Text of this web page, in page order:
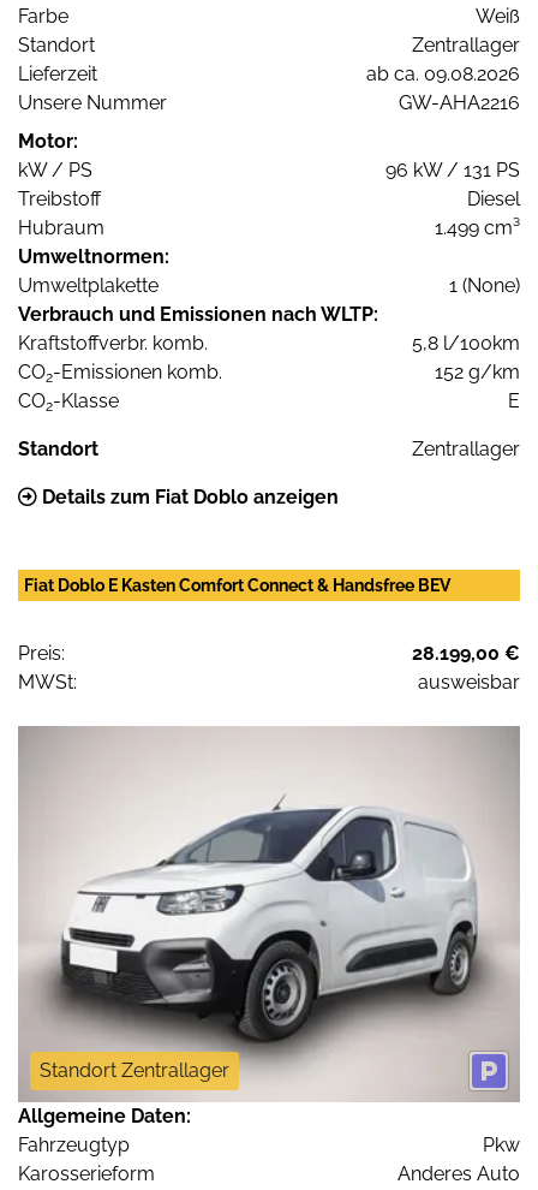
Farbe
Weiß
Standort
Zentrallager
Lieferzeit
ab ca. 09.08.2026
Unsere Nummer
GW-AHA2216
Motor:
kW / PS
96 kW / 131 PS
Treibstoff
Diesel
Hubraum
1.499 cm³
Umweltnormen:
Umweltplakette
1 (None)
Verbrauch und Emissionen nach WLTP:
Kraftstoffverbr. komb.
5,8 l/100km
CO2-Emissionen komb.
152 g/km
CO2-Klasse E
Standort Zentrallager
Details zum Fiat Doblo anzeigen
Fiat Doblo E Kasten Comfort Connect & Handsfree BEV
Preis:
28.199,00 €
MWSt:
ausweisbar
Standort Zentrallager
Allgemeine Daten:
Fahrzeugtyp
Pkw
Karosserieform
Anderes Auto